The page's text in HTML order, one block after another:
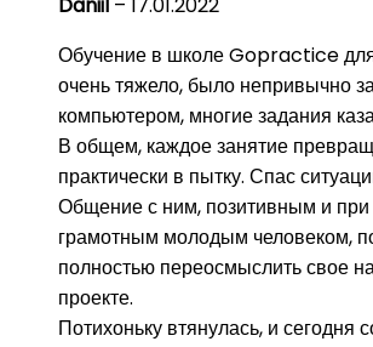
Обучение в школе Gopractice
очень тяжело, было непривычно
компьютером, многие задания
В общем, каждое занятие
практически в пытку. Спас
Общение с ним, позитивным и при
грамотным молодым человеком,
полностью переосмыслить свое
проекте.
Потихоньку втянулась, и сегодня